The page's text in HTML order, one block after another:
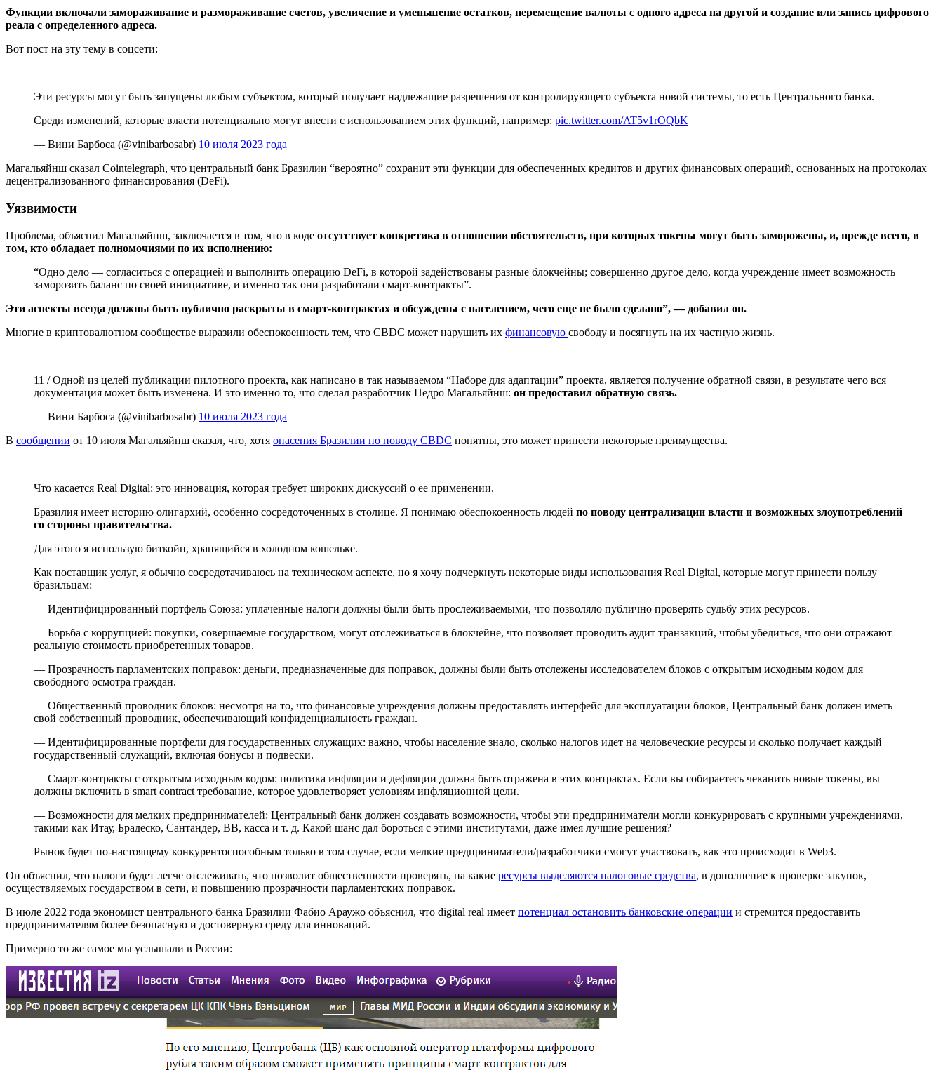
Функции включали замораживание и размораживание счетов, увеличение и уменьшение остатков, перемещение валюты с одного адреса на другой и создание или запись цифрового
реала с определенного адреса.
Вот пост на эту тему в соцсети:
Эти ресурсы могут быть запущены любым субъектом, который получает надлежащие разрешения от контролирующего субъекта новой системы, то есть Центрального банка.
Среди изменений, которые власти потенциально могут внести с использованием этих функций, например: pic.twitter.com/AT5v1rOQbK
— Вини Барбоса (@vinibarbosabr) 10 июля 2023 года
Магальяйнш сказал Cointelegraph, что центральный банк Бразилии “вероятно” сохранит эти функции для обеспеченных кредитов и других финансовых операций, основанных на протоколах
децентрализованного финансирования (DeFi).
Уязвимости
Проблема, объяснил Магальяйнш, заключается в том, что в коде отсутствует конкретика в отношении обстоятельств, при которых токены могут быть заморожены, и, прежде всего, в
том, кто обладает полномочиями по их исполнению:
“Одно дело — согласиться с операцией и выполнить операцию DeFi, в которой задействованы разные блокчейны; совершенно другое дело, когда учреждение имеет возможность
заморозить баланс по своей инициативе, и именно так они разработали смарт-контракты”.
Эти аспекты всегда должны быть публично раскрыты в смарт-контрактах и обсуждены с населением, чего еще не было сделано”, — добавил он.
Многие в криптовалютном сообществе выразили обеспокоенность тем, что CBDC может нарушить их финансовую свободу и посягнуть на их частную жизнь.
11 / Одной из целей публикации пилотного проекта, как написано в так называемом “Наборе для адаптации” проекта, является получение обратной связи, в результате чего вся
документация может быть изменена. И это именно то, что сделал разработчик Педро Магальяйнш: он предоставил обратную связь.
— Вини Барбоса (@vinibarbosabr) 10 июля 2023 года
В сообщении от 10 июля Магальяйнш сказал, что, хотя опасения Бразилии по поводу CBDC понятны, это может принести некоторые преимущества.
Что касается Real Digital: это инновация, которая требует широких дискуссий о ее применении.
Бразилия имеет историю олигархий, особенно сосредоточенных в столице. Я понимаю обеспокоенность людей по поводу централизации власти и возможных злоупотреблений
со стороны правительства.
Для этого я использую биткойн, хранящийся в холодном кошельке.
Как поставщик услуг, я обычно сосредотачиваюсь на техническом аспекте, но я хочу подчеркнуть некоторые виды использования Real Digital, которые могут принести пользу
бразильцам:
— Идентифицированный портфель Союза: уплаченные налоги должны были быть прослеживаемыми, что позволяло публично проверять судьбу этих ресурсов.
— Борьба с коррупцией: покупки, совершаемые государством, могут отслеживаться в блокчейне, что позволяет проводить аудит транзакций, чтобы убедиться, что они отражают
реальную стоимость приобретенных товаров.
— Прозрачность парламентских поправок: деньги, предназначенные для поправок, должны были быть отслежены исследователем блоков с открытым исходным кодом для
свободного осмотра граждан.
— Общественный проводник блоков: несмотря на то, что финансовые учреждения должны предоставлять интерфейс для эксплуатации блоков, Центральный банк должен иметь
свой собственный проводник, обеспечивающий конфиденциальность граждан.
— Идентифицированные портфели для государственных служащих: важно, чтобы население знало, сколько налогов идет на человеческие ресурсы и сколько получает каждый
государственный служащий, включая бонусы и подвески.
— Смарт-контракты с открытым исходным кодом: политика инфляции и дефляции должна быть отражена в этих контрактах. Если вы собираетесь чеканить новые токены, вы
должны включить в smart contract требование, которое удовлетворяет условиям инфляционной цели.
— Возможности для мелких предпринимателей: Центральный банк должен создавать возможности, чтобы эти предприниматели могли конкурировать с крупными учреждениями,
такими как Итау, Брадеско, Сантандер, BB, касса и т. д. Какой шанс дал бороться с этими институтами, даже имея лучшие решения?
Рынок будет по-настоящему конкурентоспособным только в том случае, если мелкие предприниматели/разработчики смогут участвовать, как это происходит в Web3.
Он объяснил, что налоги будет легче отслеживать, что позволит общественности проверять, на какие ресурсы выделяются налоговые средства, в дополнение к проверке закупок,
осуществляемых государством в сети, и повышению прозрачности парламентских поправок.
В июле 2022 года экономист центрального банка Бразилии Фабио Араужо объяснил, что digital real имеет потенциал остановить банковские операции и стремится предоставить
предпринимателям более безопасную и достоверную среду для инноваций.
Примерно то же самое мы услышали в России: